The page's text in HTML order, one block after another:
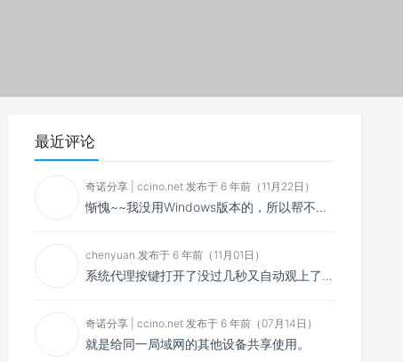
最近评论
奇诺分享 | ccino.net 发布于 6 年前（11月22日）
惭愧~~我没用Windows版本的，所以帮不了你~~
chenyuan 发布于 6 年前（11月01日）
系统代理按键打开了没过几秒又自动观上了，导致一直打开不了，是什么问题呢？感谢大佬，请帮帮忙！谢谢！
奇诺分享 | ccino.net 发布于 6 年前（07月14日）
就是给同一局域网的其他设备共享使用。